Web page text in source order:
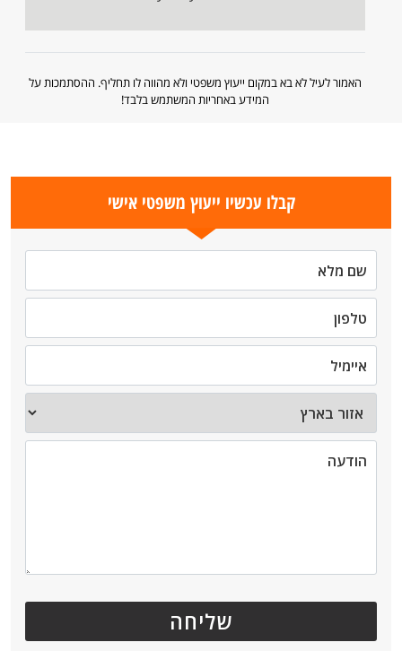
האמור לעיל לא בא במקום ייעוץ משפטי ולא מהווה לו תחליף. ההסתמכות על
המידע באחריות המשתמש בלבד!
קבלו עכשיו ייעוץ משפטי אישי